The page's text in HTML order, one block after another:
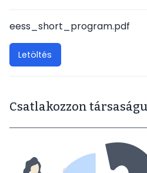
eess_short_program.pdf
Letöltés
Csatlakozzon